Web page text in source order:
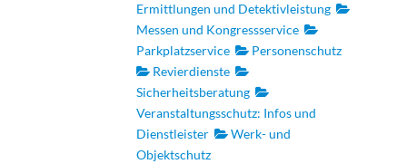
Ermittlungen und Detektivleistung
Messen und Kongressservice
Parkplatzservice
Personenschutz
Revierdienste
Sicherheitsberatung
Veranstaltungsschutz: Infos und
Dienstleister
Werk- und
Objektschutz